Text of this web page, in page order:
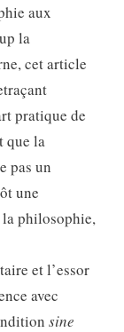
aux
la
cet article
pratique de
que la
pas un
une
philosophie,
et l’essor
avec
sine